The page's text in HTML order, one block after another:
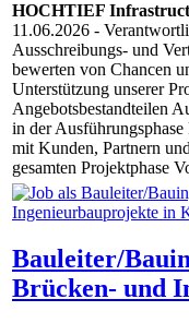
HOCHTIEF
11.06.2026 -
Ausschreibungs- und
bewerten von Chancen
Unterstützung unserer
Angebotsbestandteilen
in der
mit Kunden, Partnern
gesamten Projektphase
Bauleiter/
Brücken- und